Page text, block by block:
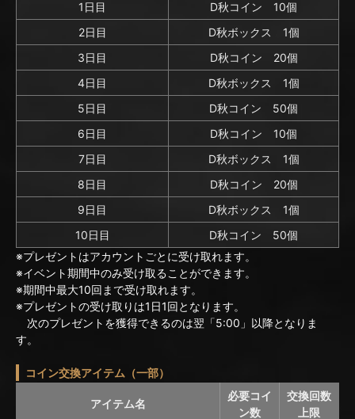
1日目
D秋コイン 10個
2日目
D秋ボックス 1個
3日目
D秋コイン 20個
4日目
D秋ボックス 1個
5日目
D秋コイン 50個
6日目
D秋コイン 10個
7日目
D秋ボックス 1個
8日目
D秋コイン 20個
9日目
D秋ボックス 1個
10日目
D秋コイン 50個
※プレゼントはアカウントごとに受け取れます。
※イベント期間中のみ受け取ることができます。
※期間中最大10回まで受け取れます。
※プレゼントの受け取りは1日1回となります。
次のプレゼントを獲得できるのは翌「5:00」以降となりま
す。
コイン交換アイテム（一部）
アイテム名
必要コイ
ン数
交換回数
上限